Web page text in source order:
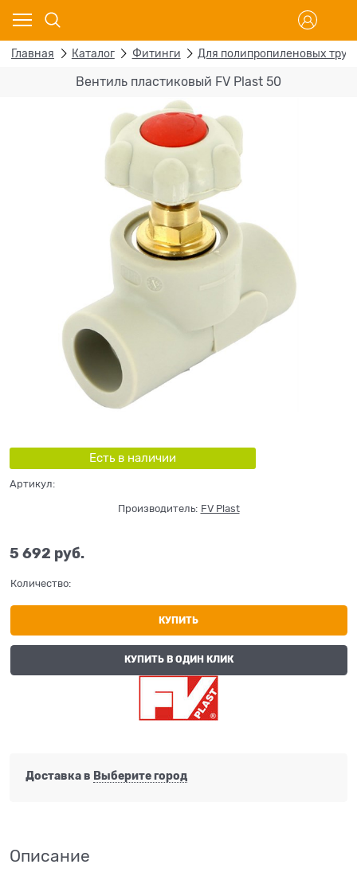
Главная Каталог Фитинги Для полипропиленовых труб
Вентиль пластиковый FV Plast 50
Есть в наличии
Артикул:
Производитель: FV Plast
5 692 руб.
Количество:
КУПИТЬ
КУПИТЬ В ОДИН КЛИК
Доставка в Выберите город
Описание